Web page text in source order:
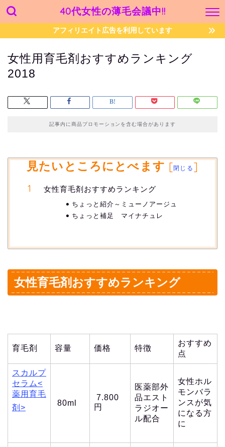
40代女性の薄毛会議中!!
アフィリエイト広告を利用しています
女性用育毛剤おすすめランキング
2018
記事内に商品プロモーションを含む場合があります
見たいところにとべます [閉じる ]
女性育毛剤おすすめランキング
ちょっと紹介～ミューノアージュ
ちょっと補足 マイナチュレ
女性育毛剤おすすめランキング
育毛剤 容量 価格 特徴
おすすめ
点
スカルプ
セラム<
薬用育毛
剤>
80ml
7.800
円
医薬部外
品エスト
ラジオー
ル配合
女性ホル
モンバラ
ンスが気
になる方
に